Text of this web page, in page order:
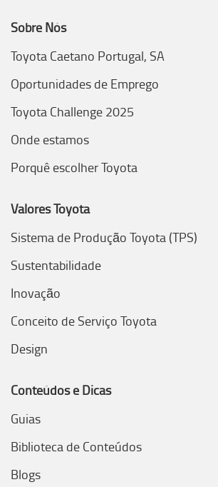
Sobre Nós
Toyota Caetano Portugal, SA
Oportunidades de Emprego
Toyota Challenge 2025
Onde estamos
Porquê escolher Toyota
Valores Toyota
Sistema de Produção Toyota (TPS)
Sustentabilidade
Inovação
Conceito de Serviço Toyota
Design
Conteúdos e Dicas
Guias
Biblioteca de Conteúdos
Blogs